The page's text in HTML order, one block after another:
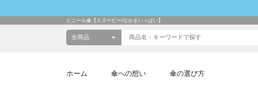
ビニール傘【スヌーピー/なかまいっぱい】
ホーム 傘への想い 傘の選び方